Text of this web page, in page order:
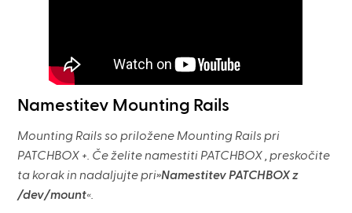
Namestitev Mounting Rails
Mounting Rails so priložene Mounting Rails pri
PATCHBOX +. Če želite namestiti PATCHBOX , preskočite
ta korak in nadaljujte pri»Namestitev PATCHBOX z
/dev/mount«.